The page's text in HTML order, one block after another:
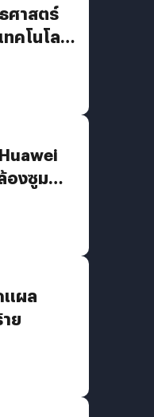
ศาสตร์
คโนโลยี
องซูม
แผล
ย